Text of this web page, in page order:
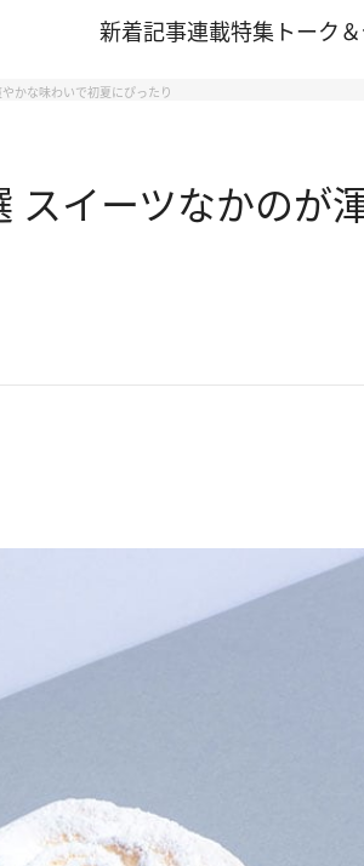
新着記事連載特集 トーク
かな味わいで初夏にぴったり
イーツなかのが